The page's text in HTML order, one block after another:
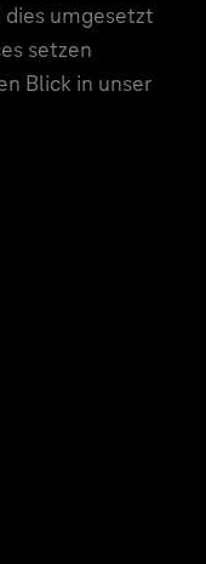
dies umgesetzt
setzen
Blick in unser